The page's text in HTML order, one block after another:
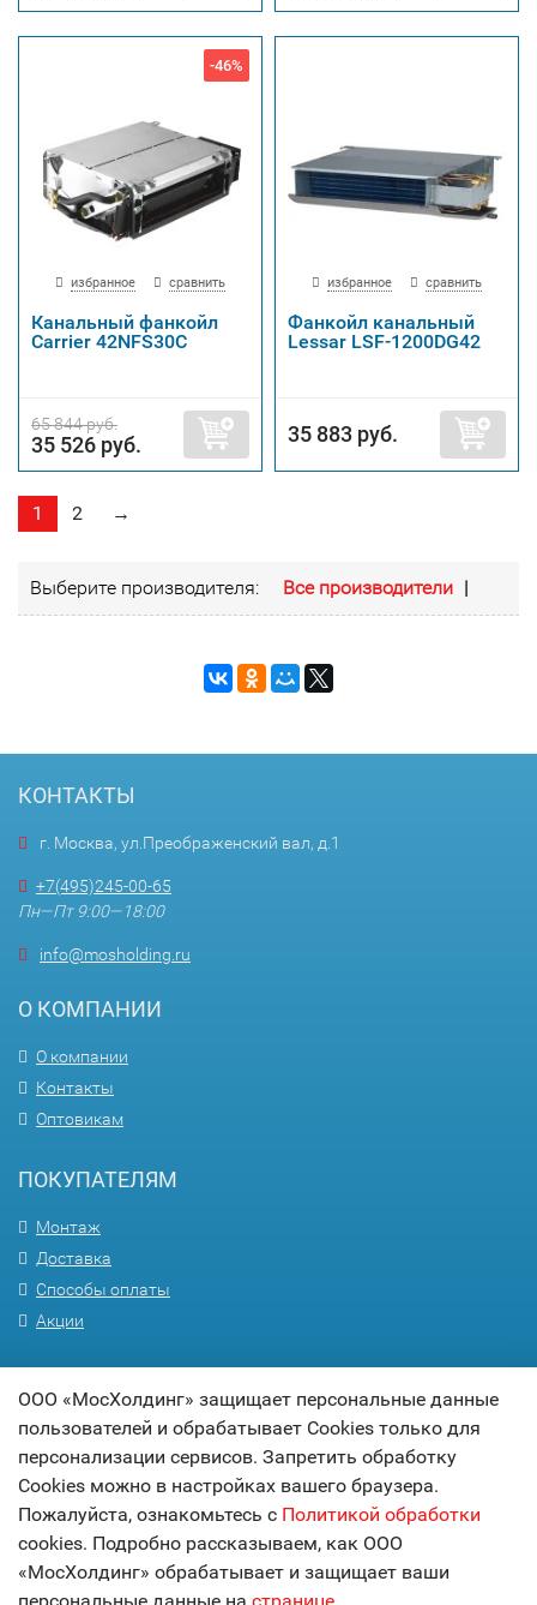
-46%
избранное сравнить
Канальный фанкойл
Carrier 42NFS30C
65 844 руб.
35 526 руб.
избранное сравнить
Фанкойл канальный
Lessar LSF-1200DG42
35 883 руб.
1 2 →
Выберите производителя: Все производители |
КОНТАКТЫ
г. Москва, ул.Преображенский вал, д.1
+7(495)245-00-65
Пн—Пт 9:00—18:00
info@mosholding.ru
О КОМПАНИИ
О компании
Контакты
Оптовикам
ПОКУПАТЕЛЯМ
Монтаж
Доставка
Способы оплаты
Акции
Вопрос-ответ
Гарантия
Статьи
Карта сайта
© 2017МОСХОЛДИНГ
ООО «МосХолдинг» защищает персональные данные
пользователей и обрабатывает Cookies только для
персонализации сервисов. Запретить обработку
Cookies можно в настройках вашего браузера.
Пожалуйста, ознакомьтесь с Политикой обработки
cookies. Подробно рассказываем, как ООО
«МосХолдинг» обрабатывает и защищает ваши